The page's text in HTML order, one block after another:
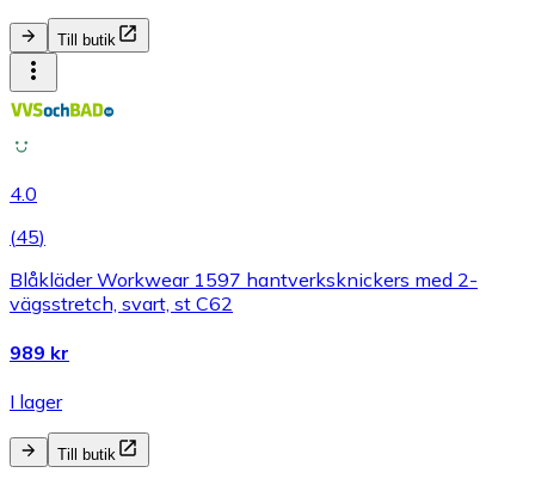
Till butik
4.0
(45)
Blåkläder Workwear 1597 hantverksknickers med 2-
vägsstretch, svart, st C62
989 kr
I lager
Till butik